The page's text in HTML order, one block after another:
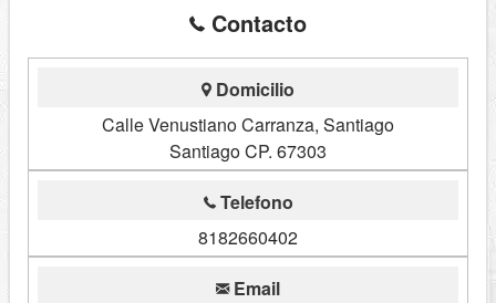
Contacto
Domicilio
Calle Venustiano Carranza, Santiago
Santiago CP. 67303
Telefono
8182660402
Email